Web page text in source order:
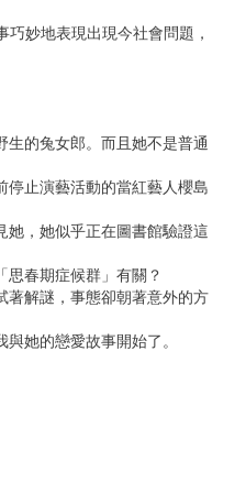
妙地表現出現今社會問題，
生的兔女郎。而且她不是普通
停止演藝活動的當紅藝人櫻島
她，她似乎正在圖書館驗證這
思春期症候群」有關？
著解謎，事態卻朝著意外的方
她的戀愛故事開始了。